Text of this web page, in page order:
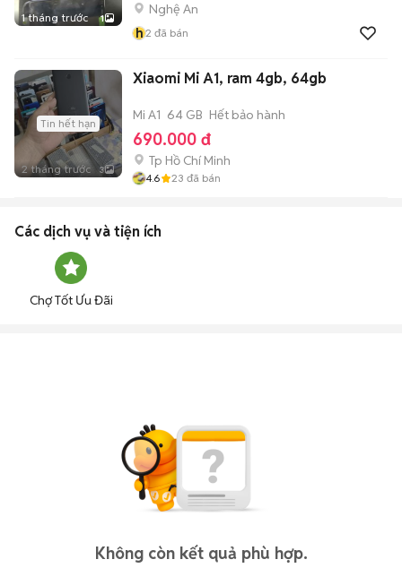
1 tháng trước 1
Nghệ An
h2 đã bán
Tin hết hạn
2 tháng trước 3
Xiaomi Mi A1, ram 4gb, 64gb
Mi A1 64 GB Hết bảo hành
690.000 đ
Tp Hồ Chí Minh
4.6 23 đã bán
Các dịch vụ và tiện ích
Chợ Tốt Ưu Đãi
Không còn kết quả phù hợp.